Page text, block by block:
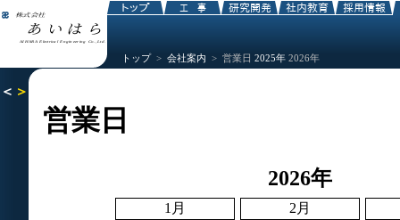
トップ > 会社案内 > 営業日 2025年 2026年
営業日
2026年
1月
2月